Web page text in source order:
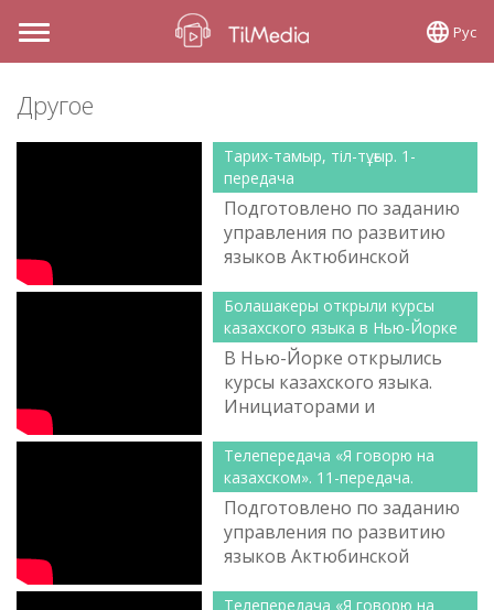
Toggle
navigation
Рус
Другое
Тарих-тамыр, тіл-тұғыр. 1-
передача
Подготовлено по заданию
управления по развитию
языков Актюбинской
Болашакеры открыли курсы
казахского языка в Нью-Йорке
В Нью-Йорке открылись
курсы казахского языка.
Инициаторами и
занятий стали
стипендианты программы
«Болаш...
Телепередача «Я говорю на
казахском». 11-передача.
Подготовлено по заданию
управления по развитию
языков Актюбинской
Телепередача «Я говорю на